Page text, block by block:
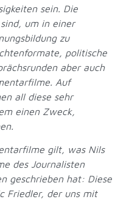
sein. Die
um in einer
zu
politische
aber auch
Auf
all diese sehr
einen Zweck,
gilt, was Nils
des Journalisten
geschrieben hat: Diese
Friedler, der uns mit